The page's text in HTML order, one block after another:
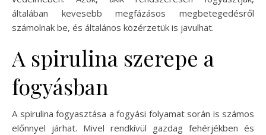
általában kevesebb megfázásos megbetegedésről
számolnak be, és általános közérzetük is javulhat.
A spirulina szerepe a
fogyásban
A spirulina fogyasztása a fogyási folyamat során is számos
előnnyel járhat. Mivel rendkívül gazdag fehérjékben és